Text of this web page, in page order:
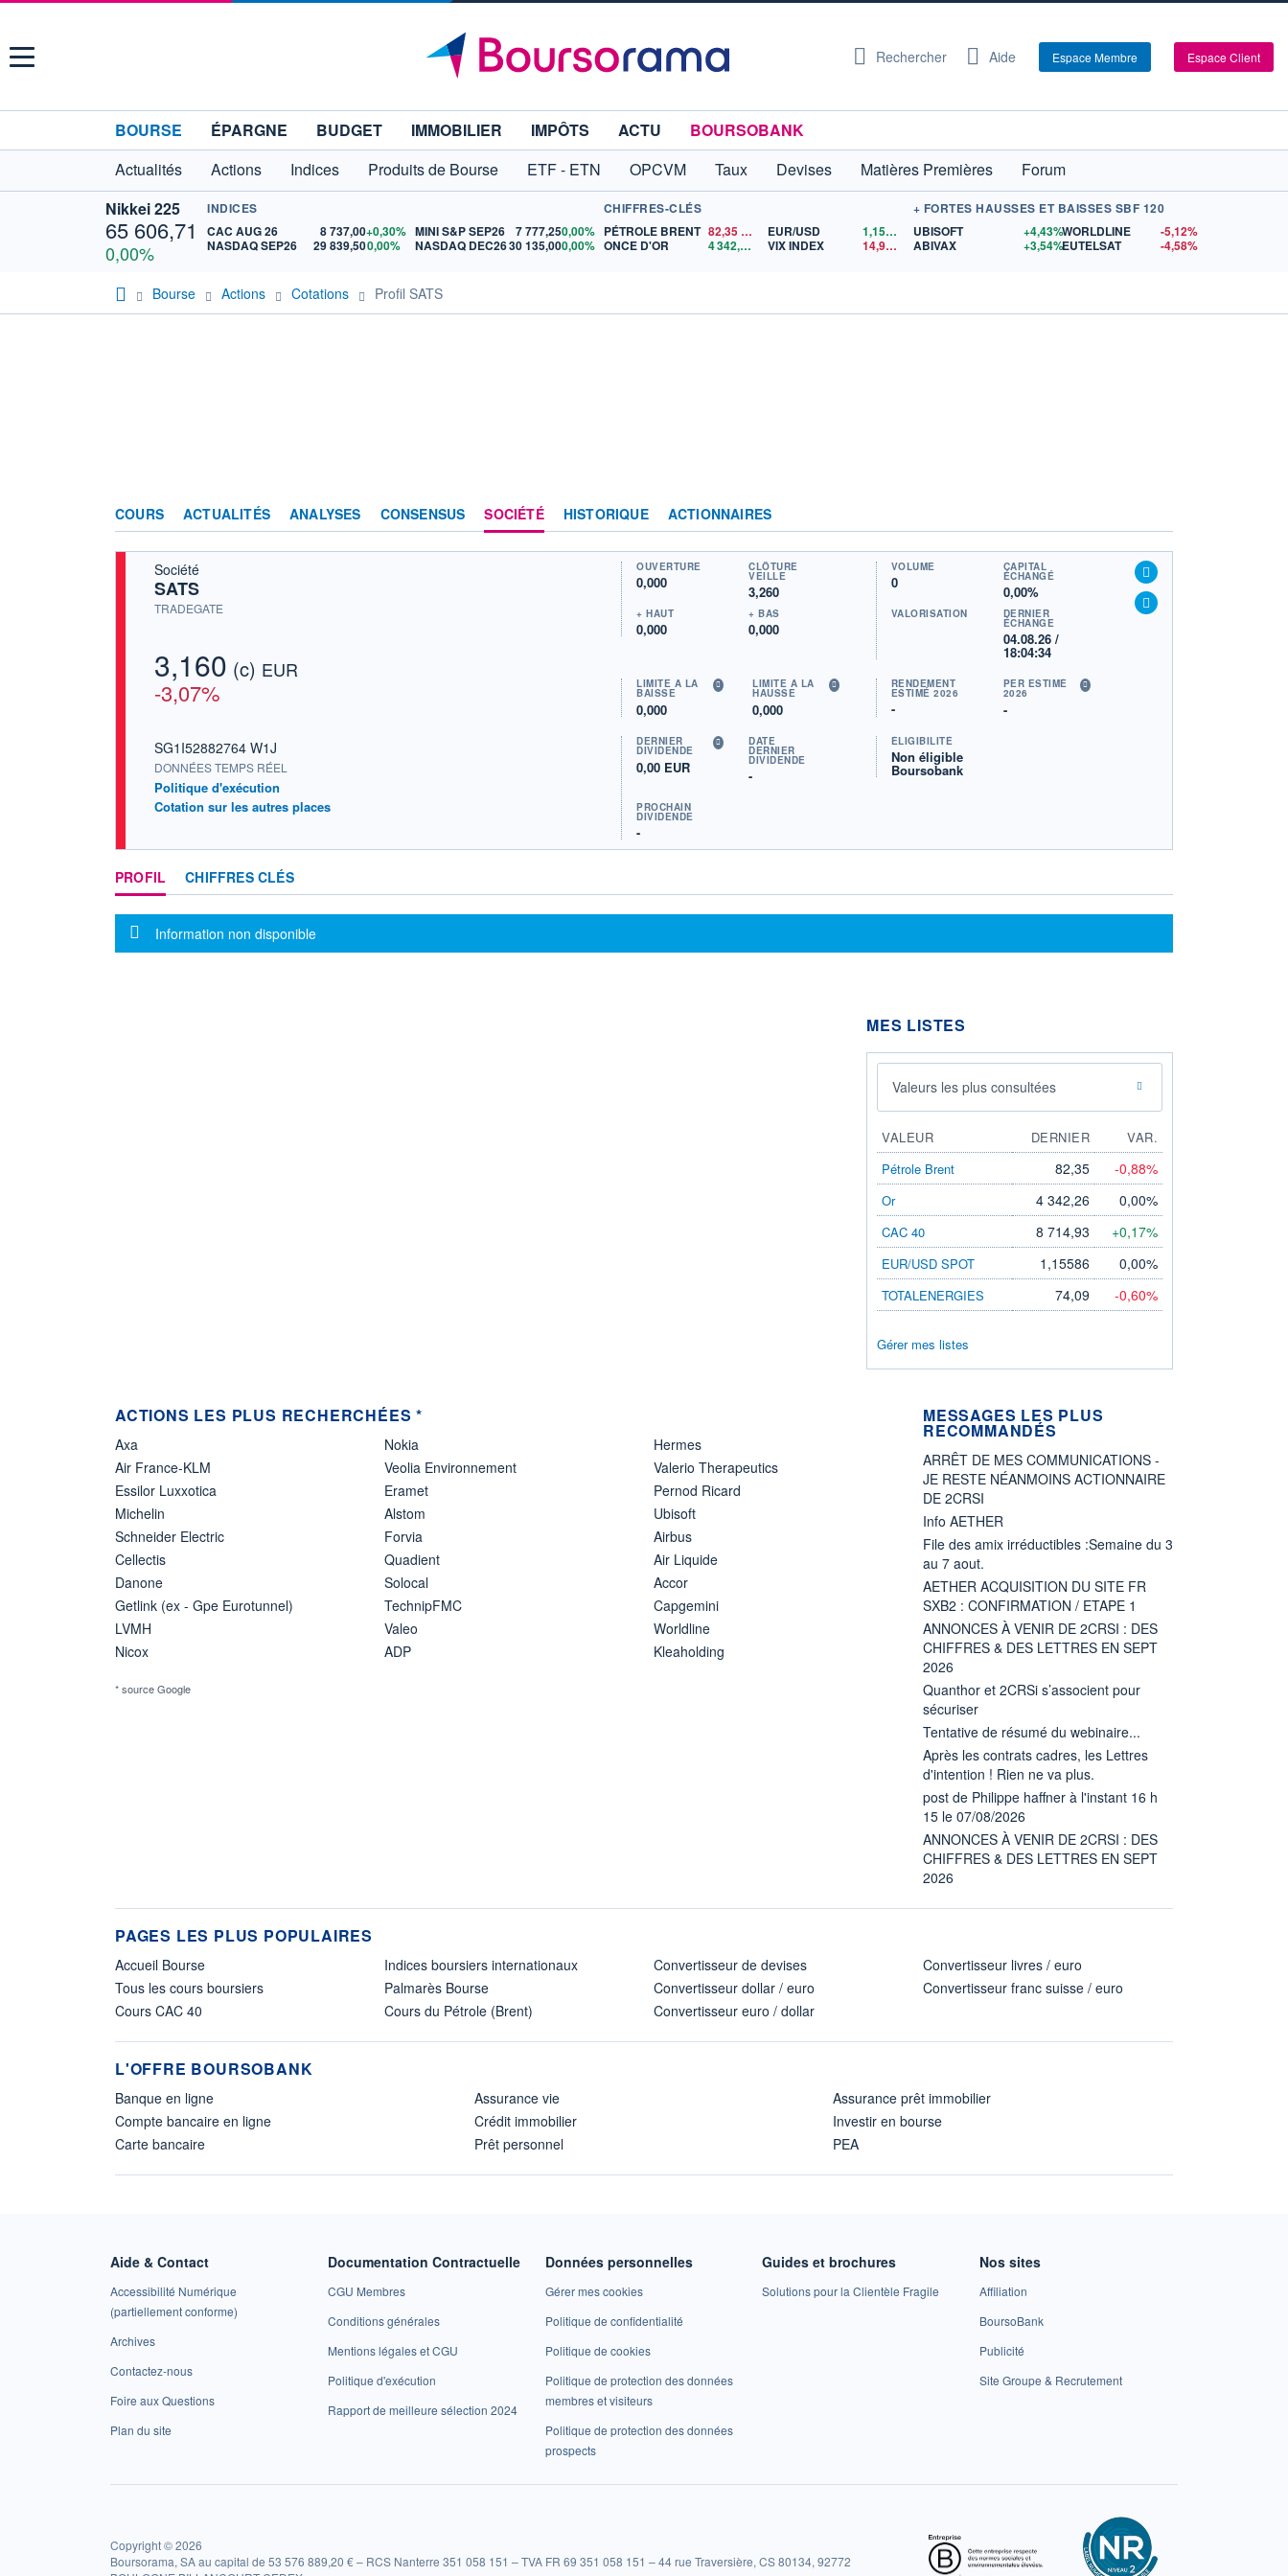
Menu Rechercher Aide Espace Membre Espace Client
BOURSE ÉPARGNE BUDGET IMMOBILIER IMPÔTS ACTU
BOURSOBANK
Actualités
Actions Indices Produits de Bourse ETF - ETN OPCVM Taux Devises Matières Premières
Forum
Nikkei 225
65 606,71
0,00%
INDICES
CAC AUG 26
8 737,00+0,30%
NASDAQ SEP26
29 839,500,00%
MINI S&P SEP26 7 777,250,00%
NASDAQ DEC2630 135,000,00%
CHIFFRES-CLÉS
PÉTROLE BRENT 82,35
ONCE D'OR
4 342,26 $US
EUR/USD 1,1559
$US
VIX INDEX
14,90$US
+ FORTES HAUSSES ET BAISSES SBF 120
UBISOFT
+4,43%
ABIVAX
+3,54%
WORLDLINE
-5,12%
EUTELSAT
-4,58%
Bourse Actions Cotations Profil SATS
COURS ACTUALITÉS ANALYSES CONSENSUS SOCIÉTÉ HISTORIQUE ACTIONNAIRES
Société
SATS
TRADEGATE
3,160 (c) EUR
-3,07%
SG1I52882764 W1J
DONNÉES TEMPS RÉEL
Politique d'exécution
Cotation sur les autres places
OUVERTURE
0,000
CLÔTURE
VEILLE
3,260
+ HAUT
0,000
+ BAS
0,000
VOLUME
0
CAPITAL
ÉCHANGÉ
0,00%
VALORISATION DERNIER
ÉCHANGE
04.08.26 /
18:04:34
LIMITE À LA
BAISSE
0,000
LIMITE À LA
HAUSSE
0,000
RENDEMENT
ESTIMÉ 2026
-
PER ESTIMÉ
2026
-
DERNIER
DIVIDENDE
0,00 EUR
DATE
DERNIER
DIVIDENDE
-
PROCHAIN
DIVIDENDE
-
ÉLIGIBILITÉ
Non éligible
Boursobank
PROFIL CHIFFRES CLÉS
Message d'information
Information non disponible
MES LISTES
Valeurs les plus consultées
VALEUR DERNIER
VAR.
Pétrole Brent
82,35 -0,88%
Or 4 342,26 0,00%
CAC 40 8 714,93 +0,17%
EUR/USD SPOT 1,15586 0,00%
TOTALENERGIES 74,09 -0,60%
Gérer mes listes
ACTIONS LES PLUS RECHERCHÉES *
Axa
Air France-KLM
Essilor Luxxotica
Michelin
Schneider Electric
Cellectis
Danone
Getlink (ex - Gpe Eurotunnel)
LVMH
Nicox
Nokia
Veolia Environnement
Eramet
Alstom
Forvia
Quadient
Solocal
TechnipFMC
Valeo
ADP
Hermes
Valerio Therapeutics
Pernod Ricard
Ubisoft
Airbus
Air Liquide
Accor
Capgemini
Worldline
Kleaholding
* source Google
MESSAGES LES PLUS
RECOMMANDÉS
ARRÊT DE MES COMMUNICATIONS -
JE RESTE NÉANMOINS ACTIONNAIRE
DE 2CRSI
Info AETHER
File des amix irréductibles :Semaine du 3
au 7 aout.
AETHER ACQUISITION DU SITE FR
SXB2 : CONFIRMATION / ETAPE 1
ANNONCES À VENIR DE 2CRSI : DES
CHIFFRES & DES LETTRES EN SEPT
2026
Quanthor et 2CRSi s’associent pour
sécuriser
Tentative de résumé du webinaire...
Après les contrats cadres, les Lettres
d'intention ! Rien ne va plus.
post de Philippe haffner à l'instant 16 h
15 le 07/08/2026
ANNONCES À VENIR DE 2CRSI : DES
CHIFFRES & DES LETTRES EN SEPT
2026
PAGES LES PLUS POPULAIRES
Accueil Bourse
Tous les cours boursiers
Cours CAC 40
Indices boursiers internationaux
Palmarès Bourse
Cours du Pétrole (Brent)
Convertisseur de devises
Convertisseur dollar / euro
Convertisseur euro / dollar
Convertisseur livres / euro
Convertisseur franc suisse / euro
L'OFFRE BOURSOBANK
Banque en ligne
Compte bancaire en ligne
Carte bancaire
Assurance vie
Crédit immobilier
Prêt personnel
Assurance prêt immobilier
Investir en bourse
PEA
Aide & Contact
Accessibilité Numérique
(partiellement conforme)
Archives
Contactez-nous
Foire aux Questions
Plan du site
Documentation Contractuelle
CGU Membres
Conditions générales
Mentions légales et CGU
Politique d'exécution
Rapport de meilleure sélection 2024
Données personnelles
Gérer mes cookies
Politique de confidentialité
Politique de cookies
Politique de protection des données
membres et visiteurs
Politique de protection des données
prospects
Guides et brochures
Solutions pour la Clientèle Fragile
Nos sites
Affiliation
BoursoBank
Publicité
Site Groupe & Recrutement
Copyright © 2026
Boursorama, SA au capital de 53 576 889,20 € – RCS Nanterre 351 058 151 – TVA FR 69 351 058 151 – 44 rue Traversière, CS 80134, 92772